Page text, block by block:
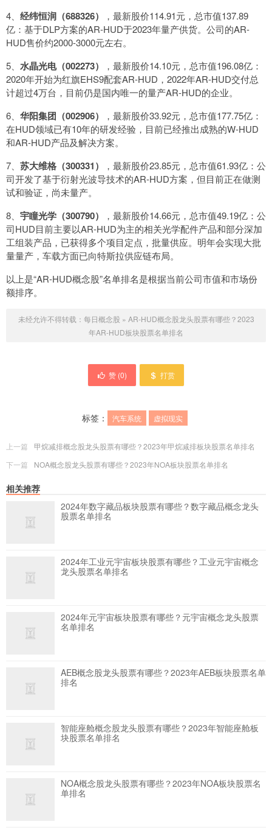
4、 经纬恒润（688326）
，最新股价114.91元，总市值137.89
亿：基于DLP方案的AR-HUD于2023年量产供货。公司的AR-
HUD售价约2000-3000元左右。
5、 水晶光电（002273）
，最新股价14.10元，总市值196.08亿：
2020年开始为红旗EHS9配套AR-HUD，2022年AR-HUD交付总
计超过4万台，目前仍是国内唯一的量产AR-HUD的企业。
6、 华阳集团（002906）
，最新股价33.92元，总市值177.75亿：
在HUD领域已有10年的研发经验，目前已经推出成熟的W-HUD
和AR-HUD产品及解决方案。
7、 苏大维格（300331）
，最新股价23.85元，总市值61.93亿：公
司开发了基于衍射光波导技术的AR-HUD方案，但目前正在做测
试和验证，尚未量产。
8、 宇瞳光学（300790）
，最新股价14.66元，总市值49.19亿：公
司HUD目前主要以AR-HUD为主的相关光学配件产品和部分深加
工组装产品，已获得多个项目定点，批量供应。明年会实现大批
量量产，车载方面已向特斯拉供应链布局。
以上是“AR-HUD概念股”名单排名是根据当前公司市值和市场份
额排序。
未经允许不得转载： 每日概念股 » AR-HUD概念股龙头股票有哪些？2023
年AR-HUD板块股票名单排名
赞 (0) 打赏
标签： 汽车系统 虚拟现实
上一篇
甲烷减排概念股龙头股票有哪些？2023年甲烷减排板块股票名单排名
下一篇
NOA概念股龙头股票有哪些？2023年NOA板块股票名单排名
相关推荐
2024年数字藏品板块股票有哪些？数字藏品概念龙头
股票名单排名
2024年工业元宇宙板块股票有哪些？工业元宇宙概念
龙头股票名单排名
2024年元宇宙板块股票有哪些？元宇宙概念龙头股票
名单排名
AEB概念股龙头股票有哪些？2023年AEB板块股票名单
排名
智能座舱概念股龙头股票有哪些？2023年智能座舱板
块股票名单排名
NOA概念股龙头股票有哪些？2023年NOA板块股票名
单排名